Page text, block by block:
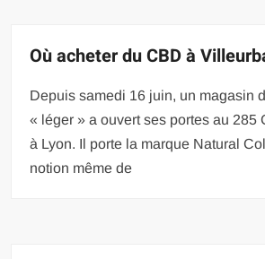
Où acheter du CBD à
Depuis samedi 16 juin, un magasin
« léger » a ouvert ses portes au 285
à Lyon. Il porte la marque Natural
notion même de